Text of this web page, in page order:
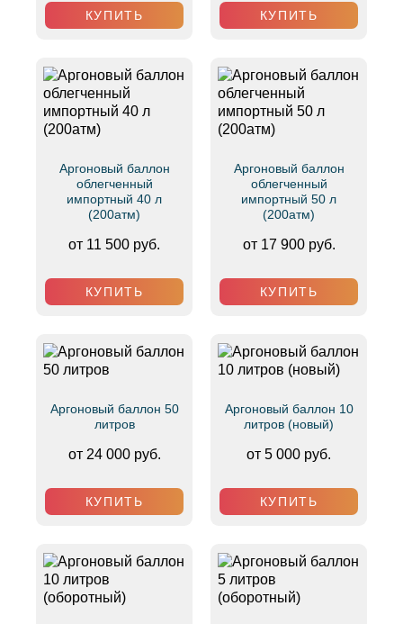
КУПИТЬ КУПИТЬ
Аргоновый баллон
облегченный
импортный 40 л
(200атм)
от 11 500 руб.
КУПИТЬ
Аргоновый баллон
облегченный
импортный 50 л
(200атм)
от 17 900 руб.
КУПИТЬ
Аргоновый баллон 50
литров
от 24 000 руб.
КУПИТЬ
Аргоновый баллон 10
литров (новый)
от 5 000 руб.
КУПИТЬ